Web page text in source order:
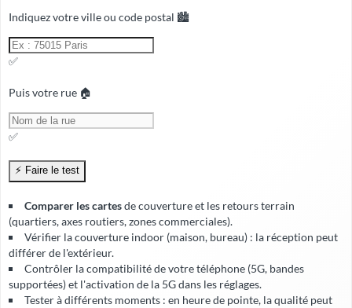
Indiquez votre ville ou code postal 🏙️
✅
Puis votre rue 🏠
✅
Comparer les cartesde couverture et les retours terrain
(quartiers, axes routiers, zones commerciales).
Vérifier lacouverture indoor (maison, bureau) : la réception peut
différer de l'extérieur.
Contrôler la compatibilité de votre téléphone (5G, bandes
supportées) et l'activation de la 5G dans les réglages.
Tester à différents moments : en heure de pointe, la qualité peut